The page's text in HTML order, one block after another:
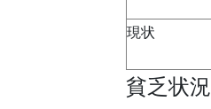
現状
貧乏状況